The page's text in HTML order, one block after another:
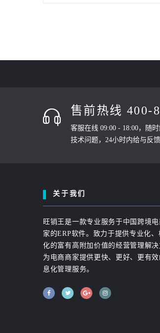
售前热线 400-
客服在线 09:00 - 18:00，随
技术问题，24小时内给与反
关于我们
旺销王是一款专业服务于中国跨境
家的ERP软件。致力于提供专业化、
化的富有高附加价值的经营管理解
为电商商家提供更快、更好、更有
息化管理服务。